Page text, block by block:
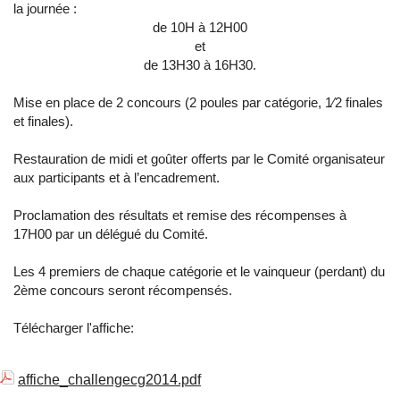
la journée :
de 10H à 12H00
et
de 13H30 à 16H30.
Mise en place de 2 concours (2 poules par catégorie, 1⁄2 finales
et finales).
Restauration de midi et goûter offerts par le Comité organisateur
aux participants et à l’encadrement.
Proclamation des résultats et remise des récompenses à
17H00 par un délégué du Comité.
Les 4 premiers de chaque catégorie et le vainqueur (perdant) du
2ème concours seront récompensés.
Télécharger l'affiche:
affiche_challengecg2014.pdf